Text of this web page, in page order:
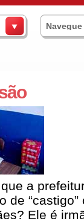
a
de
Ele é